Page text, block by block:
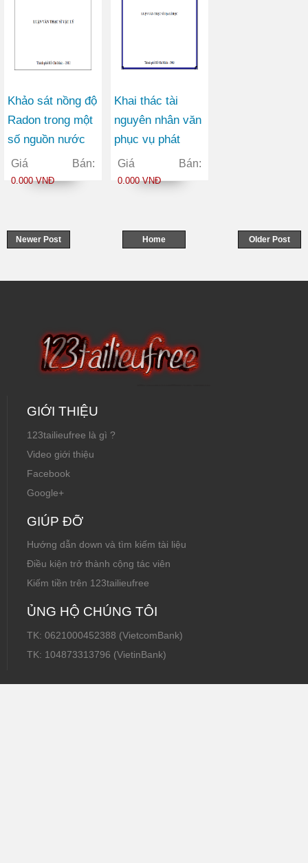
Khảo sát nồng độ
Radon trong một
số nguồn nước
suối tự nhiên
Giá Bán:
0.000 VNĐ
Khai thác tài
nguyên nhân văn
phục vụ phát
triển du lịch ở
thành phố Hồ Chí
Giá Bán:
0.000 VNĐ
Newer Post Older Post
Home
GIỚI THIỆU
123tailieufree là gì ?
Video giới thiệu
Facebook
Google+
GIÚP ĐỠ
Hướng dẫn down và tìm kiếm tài liệu
Điều kiện trở thành cộng tác viên
Kiếm tiền trên 123tailieufree
ỦNG HỘ CHÚNG TÔI
TK: 0621000452388 (VietcomBank)
TK: 104873313796 (VietinBank)